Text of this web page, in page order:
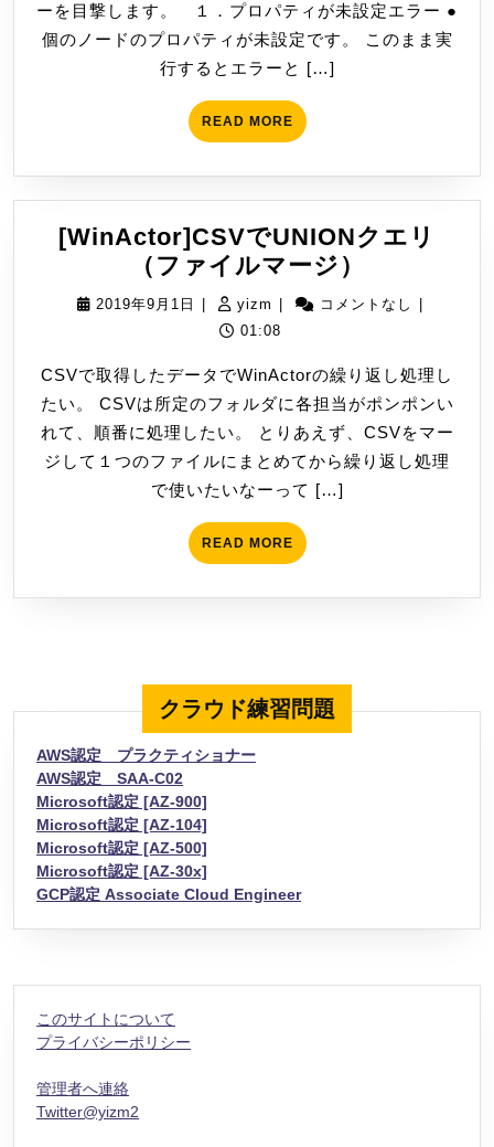
ロ
パ
テ
で
す。
日
ーを目撃します。 １．プロパティが未設定エラー ●
個のノードのプロパティが未設定です。 このまま実
行するとエラーと […]
READ MOREREAD
MORE
[WinActor]CSVでUNIONクエリ
（ファイルマージ）
で
エ
リ
（フ
ァ
2019年9月1日
2019
月
1
日
yizm yizm コメントなし
01:08
CSVで取得したデータでWinActorの繰り返し処理し
たい。 CSVは所定のフォルダに各担当がポンポンい
れて、順番に処理したい。 とりあえず、CSVをマー
ジして１つのファイルにまとめてから繰り返し処理
で使いたいなーって […]
READ MOREREAD
MORE
クラウド練習問題
AWS認定 プラクティショナー
AWS認定 SAA-C02
Microsoft認定 [AZ-900]
Microsoft認定 [AZ-104]
Microsoft認定 [AZ-500]
Microsoft認定 [AZ-30x]
GCP認定 Associate Cloud Engineer
このサイトについて
プライバシーポリシー
管理者へ連絡
Twitter@yizm2